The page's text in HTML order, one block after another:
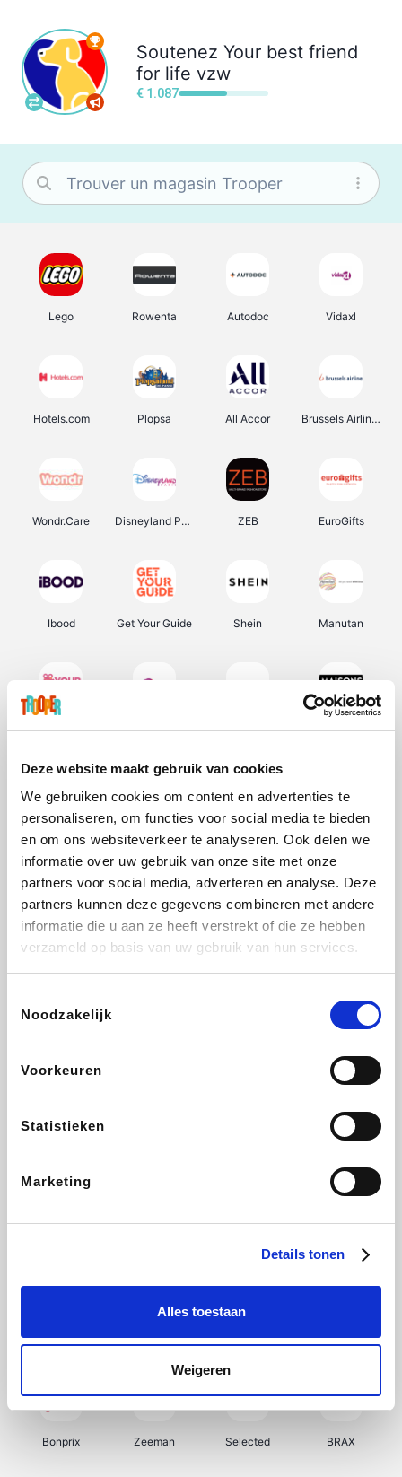
Deze website maakt gebruik van cookies
We gebruiken cookies om content en advertenties te
personaliseren, om functies voor social media te bieden
en om ons websiteverkeer te analyseren. Ook delen we
informatie over uw gebruik van onze site met onze
partners voor social media, adverteren en analyse. Deze
partners kunnen deze gegevens combineren met andere
informatie die u aan ze heeft verstrekt of die ze hebben
verzameld op basis van uw gebruik van hun services.
Noodzakelijk
Voorkeuren
Statistieken
Marketing
Details tonen
Alles toestaan
Weigeren
Soutenez Your best friend
for life vzw
€ 1.087
Lego Rowenta Autodoc Vidaxl
Hotels.com Plopsa All Accor Brussels Airlines
Wondr.Care Disneyland Paris ZEB EuroGifts
Ibood Get Your Guide Shein Manutan
Sarenza Interhome Schiesser Bolt Energie
DeubaXXL
Ekoi About You
My Jewellery Tennis Point Samsung Delonghi
Bonprix Zeeman Selected BRAX